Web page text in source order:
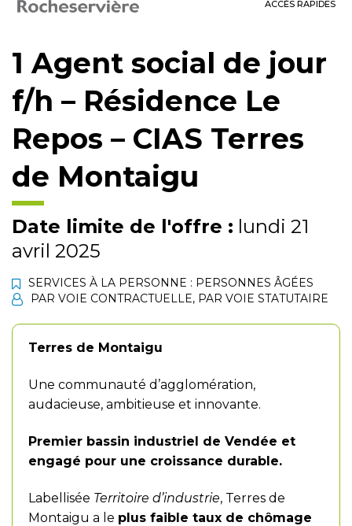
contenu
pied
ACCÈS RAPIDES
1 Agent social de jour
f/h – Résidence Le
Repos – CIAS Terres
de Montaigu
Date limite de l'offre : lundi 21
avril 2025
SERVICES À LA PERSONNE : PERSONNES ÂGÉES
PAR VOIE CONTRACTUELLE, PAR VOIE STATUTAIRE
Terres de Montaigu
Une communauté d’agglomération,
audacieuse, ambitieuse et innovante.
Premier bassin industriel de Vendée et
engagé pour une croissance durable.
Labellisée Territoire d’industrie, Terres de
Montaigu a le plus faible taux de chômage